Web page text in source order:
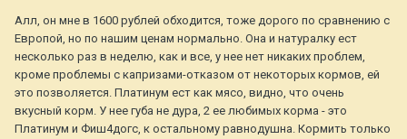
Алл, он мне в 1600 рублей обходится, тоже дорого по сравнению с
Европой, но по нашим ценам нормально. Она и натуралку ест
несколько раз в неделю, как и все, у нее нет никаких проблем,
кроме проблемы с капризами-отказом от некоторых кормов, ей
это позволяется. Платинум ест как мясо, видно, что очень
вкусный корм. У нее губа не дура, 2 ее любимых корма - это
Платинум и Фиш4догс, к остальному равнодушна. Кормить только